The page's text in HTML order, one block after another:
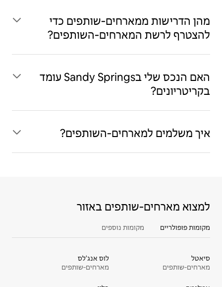
מהן הדרישות ממארחים‑שותפים כדי
להצטרף לרשת המארחים‑השותפים?
האם הנכס שלי בSandy Springs עומד
בקריטריונים?
איך משלמים למארחים‑השותפים?
למצוא מארחים‑שותפים באזור
מקומות פופולריים מקומות נוספים
סיאטל
מארחים‑שותפים
לוס אנג'לס
מארחים‑שותפים